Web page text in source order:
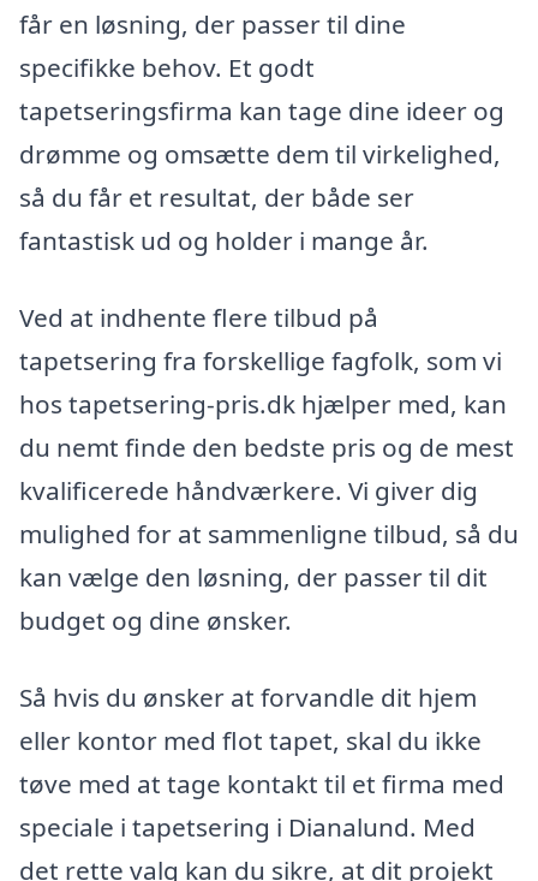
får en løsning, der passer til dine
specifikke behov. Et godt
tapetseringsfirma kan tage dine ideer og
drømme og omsætte dem til virkelighed,
så du får et resultat, der både ser
fantastisk ud og holder i mange år.
Ved at indhente flere tilbud på
tapetsering fra forskellige fagfolk, som vi
hos tapetsering-pris.dk hjælper med, kan
du nemt finde den bedste pris og de mest
kvalificerede håndværkere. Vi giver dig
mulighed for at sammenligne tilbud, så du
kan vælge den løsning, der passer til dit
budget og dine ønsker.
Så hvis du ønsker at forvandle dit hjem
eller kontor med flot tapet, skal du ikke
tøve med at tage kontakt til et firma med
speciale i tapetsering i Dianalund. Med
det rette valg kan du sikre, at dit projekt